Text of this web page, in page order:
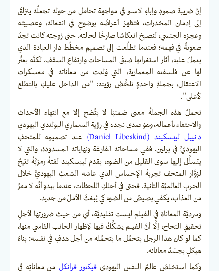
إنَّ ضريبةَ صمودِ وإباءِ لاسلو في مواجهة تحاملِ من حوله تجعلُه ينزلقُ
إلى إدمان المخدرات، فتظهرُ أعراضُه بوضوحٍ في انفعاله، وعصبيَّته
وعجزه الجنسي، لتصبحَ انعكاسًا صارخًا لحالته. حتى زوجته كانت تجدُ
صعوبةً في فهمه؛ فعندما تطلَّعت إلى تصميمِ مخطَّط دار العبادة الذي
يعملُ عليه، أثار استغرابها ضيقُ المساحات وارتفاع السقف. لكنَّه يعبُّر
لها عن فلسفته المعمارية، التي وُلدت من معاناته في معسكرات
الاعتقال، بجملةٍ واحدةٍ تلخِّصُ رؤيته: "من الداخل عليكِ بالتطلع
لأعلى".
تحملُ هذه الجملةُ معنى ضمنيًا لا يتَّضح إلا مع انتهاء الأحداث
والاحتفاء بأعماله، وهوَ صدى نجده في رؤية المعماري البولندي اليهودي
دانييل ليبسكيند (Daniel Libeskind)
عند تصميمِه للمتحفِ
اليهوديِّ في برلين. ففي مساحاته الفارغة ونهاياته المسدودة، والتي لا
يتسلَّل إليها سوى القليل من الضوء، يقدم ليبسكيند لفتةً رمزيَّةً تتيحُ
لزوَّار المتحف تجربةَ الإحساس الذي عاشه الشعبُ اليهوديُّ خلال
الحربِ العالميَّة الثانية. فحتى في أحلكِ اللحظات، عندما يبدو أنَّه لا مفرَّ
من العذاب، يكفي بصيصٌ من الضوء كي يُبعَثَ الأملُ من جديد.
وسرديَّة المعاناة في الفيلم ليست تقليديَّة، أي من حيث ضرورتها لأجلِ
تحقيقِ النجاح، إلَّا أنَّ الفيلم يشكِّكُ فيها لإظهار الجانب القاسي منها،
كما لو كان هذا الرجل يتحمَّل ما يتحمَّله من أجل هدفٍ في نفسه: بناءُ
هيكلٍ يجسِّدُ معاناته.
وكما استخلصَ عالمُ النفسِ اليهوديفيكتور فرانكل من معاناتِه في